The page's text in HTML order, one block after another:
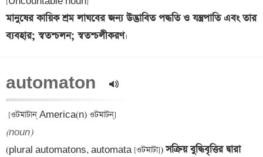
মানুষের কায়িক শ্রম লাঘবের জন্য উদ্ভাবিত পদ্ধতি ও যন্ত্রপাতি এবং তার
ব্যবহার; স্বতশ্চলন; স্বতশ্চলীকরণ
automaton
(noun)
(plural automatons, automata [ওটমাটা]) সক্রিয় বুদ্ধিবৃত্তির দ্বারা